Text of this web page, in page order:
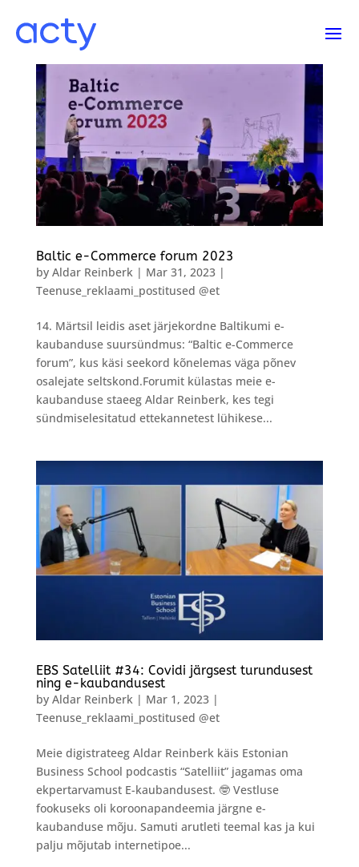
Baltic e-Commerce forum 2023
by Aldar Reinberk| Mar 31, 2023|
Teenuse_reklaami_postitused @et
14. Märtsil leidis aset järjekordne Baltikumi e-
kaubanduse suursündmus: “Baltic e-Commerce
forum”, kus käsi seekord kõnelemas väga põnev
osalejate seltskond.Forumit külastas meie e-
kaubanduse staeeg Aldar Reinberk, kes tegi
sündmiselesitatud ettekannetest lühikese...
EBS Satelliit #34: Covidi järgsest turundusest
ning e-kaubandusest
by Aldar Reinberk| Mar 1, 2023|
Teenuse_reklaami_postitused @et
Meie digistrateeg Aldar Reinberk käis Estonian
Business School podcastis “Satelliit” jagamas oma
ekpertarvamust E-kaubandusest. 🤓 Vestluse
fookuseks oli koroonapandeemia järgne e-
kaubanduse mõju. Samuti arutleti teemal kas ja kui
palju mõjutab internetipoe...